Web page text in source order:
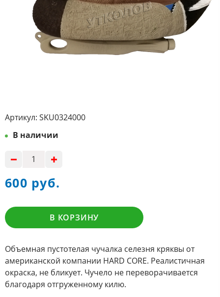
Артикул: SKU0324000
В наличии
600 руб.
В КОРЗИНУ
Объемная пустотелая чучалка селезня кряквы от
американской компании HARD CORE. Реалистичная
окраска, не бликует. Чучело не переворачивается
благодаря отгруженному килю.